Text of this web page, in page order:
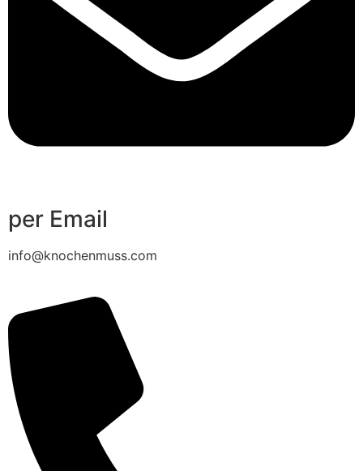
per Email
info@knochenmuss.com